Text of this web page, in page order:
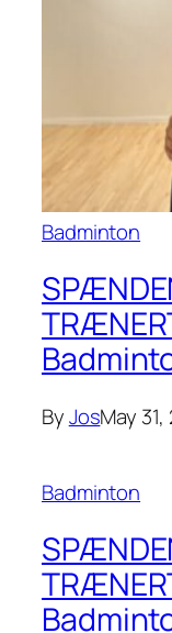
Badminton
ByJosMay 31,
Badminton